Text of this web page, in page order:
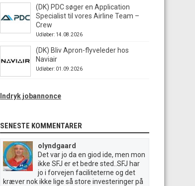
(DK) PDC søger en Application
Specialist til vores Airline Team –
Crew
Udløber: 14.08.2026
(DK) Bliv Apron-flyveleder hos
Naviair
Udløber: 01.09.2026
Indryk jobannonce
SENESTE KOMMENTARER
olyndgaard
Det var jo da en giod ide, men mon
ikke SFJ er et bedre sted..SFJ har
jo i forvejen faciliteterne og det
kræver nok ikke lige så store investeringer på